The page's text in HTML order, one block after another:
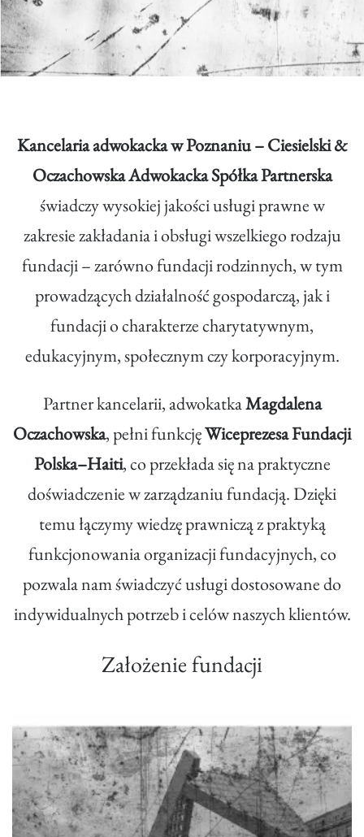
Kancelaria adwokacka w Poznaniu – Ciesielski &
Oczachowska Adwokacka Spółka Partnerska
świadczy wysokiej jakości usługi prawne w
zakresie zakładania i obsługi wszelkiego rodzaju
fundacji – zarówno fundacji rodzinnych, w tym
prowadzących działalność gospodarczą, jak i
fundacji o charakterze charytatywnym,
edukacyjnym, społecznym czy korporacyjnym.
Partner kancelarii, adwokatkaMagdalena
Oczachowska, pełni funkcjęWiceprezesa Fundacji
Polska–Haiti, co przekłada się na praktyczne
doświadczenie w zarządzaniu fundacją. Dzięki
temu łączymy wiedzę prawniczą z praktyką
funkcjonowania organizacji fundacyjnych, co
pozwala nam świadczyć usługi dostosowane do
indywidualnych potrzeb i celów naszych klientów.
Założenie fundacji